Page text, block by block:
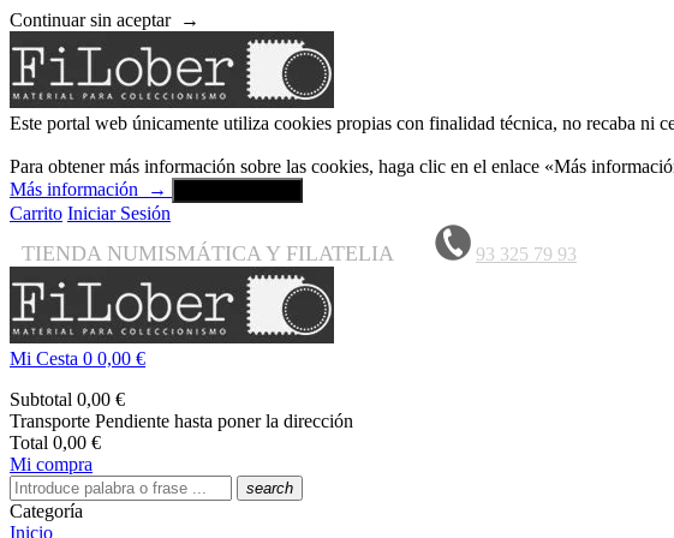
Continuar sin aceptar →
Este portal web únicamente utiliza cookies propias con finalidad técnica, no recaba ni
Para obtener más información sobre las cookies, haga clic en el enlace «Más
Más información
→
Carrito Iniciar Sesión
TIENDA NUMISMÁTICA Y FILATELIA 93 325 79 93
Mi Cesta 0 0,00 €
Subtotal 0,00 €
Transporte Pendiente hasta poner la dirección
Total 0,00 €
Mi compra
search
Categoría
Inicio